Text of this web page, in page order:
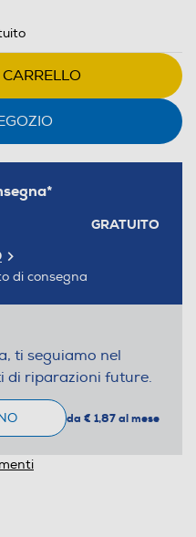
GRATUITO
di consegna
ti seguiamo nel
di riparazioni future.
da € 1,87 al mese